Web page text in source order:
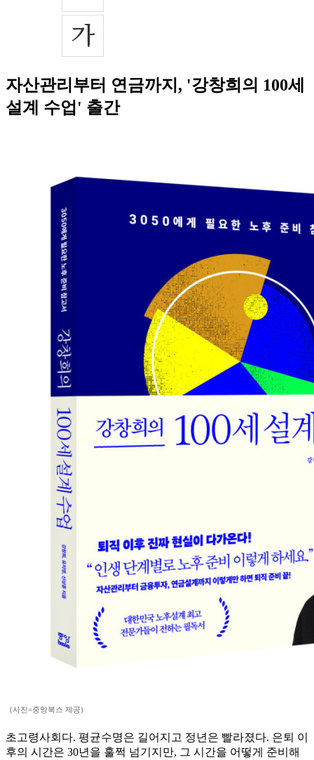
자산관리부터 연금까지, '강창희의 100세
설계 수업' 출간
(사진=중앙북스 제공)
초고령사회다. 평균수명은 길어지고 정년은 빨라졌다. 은퇴 이
후의 시간은 30년을 훌쩍 넘기지만, 그 시간을 어떻게 준비해